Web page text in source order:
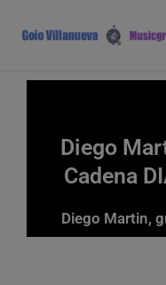
contenido
Diego
Cadena
Diego Martin,